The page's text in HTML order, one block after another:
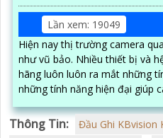
Lần xem: 19049
Hiện nay thị trường camera
như vũ bảo. Nhiều thiết bị và
hãng luôn luôn ra mắt những
những tính năng hiện đại giúp
hơn
Thông Tin: Đầu Ghi KBvision